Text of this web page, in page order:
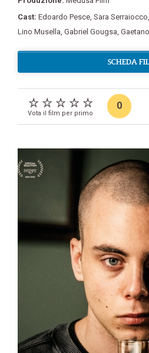
Cast: Edoardo Pesce Sara Serraiocco
Lino Musella Gabriel Gougsa
SCHEDA
Vota il film per primo
0